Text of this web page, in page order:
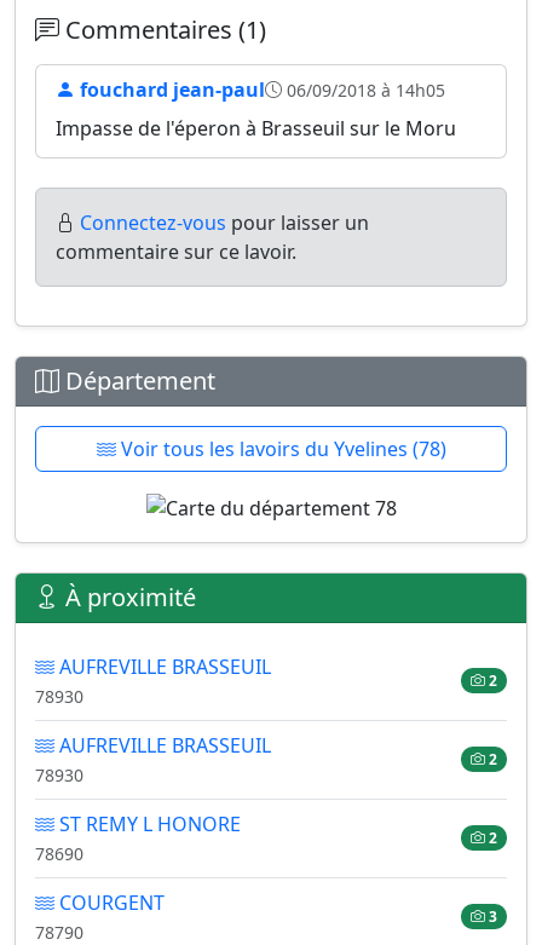
Commentaires (1)
fouchard jean-paul 06/09/2018 à 14h05
Impasse de l'éperon à Brasseuil sur le Moru
Connectez-vous pour laisser un
commentaire sur ce lavoir.
Département
Voir tous les lavoirs du Yvelines (78)
À proximité
AUFREVILLE BRASSEUIL
78930
2
AUFREVILLE BRASSEUIL
78930
2
ST REMY L HONORE
78690
2
COURGENT
78790
3